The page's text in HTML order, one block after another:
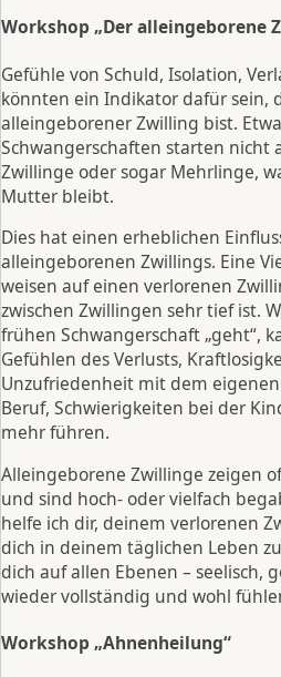
Workshop „Der alleingeborene
Gefühle von Schuld, Isolation,
könnten ein Indikator dafür sein,
alleingeborener Zwilling bist.
Schwangerschaften starten nicht
Zwillinge oder sogar Mehrlinge,
Mutter bleibt.
Dies hat einen erheblichen
alleingeborenen Zwillings. Eine
weisen auf einen verlorenen
zwischen Zwillingen sehr tief ist.
frühen Schwangerschaft „geht“,
Gefühlen des Verlusts,
Unzufriedenheit mit dem
Beruf, Schwierigkeiten bei der
mehr führen.
Alleingeborene Zwillinge zeigen
und sind hoch- oder vielfach
helfe ich dir, deinem verlorenen
dich in deinem täglichen Leben
dich auf allen Ebenen – seelisch,
wieder vollständig und wohl
Workshop „Ahnenheilung“